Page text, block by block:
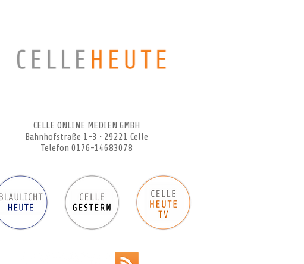
CELLE ONLINE MEDIEN GMBH
Bahnhofstraße 1-3 • 29221 Celle
Telefon 0176-14683078